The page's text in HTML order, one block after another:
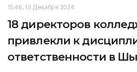
15:46, 13 Декабря 2024
18 директоров
привлекли к
ответственности в